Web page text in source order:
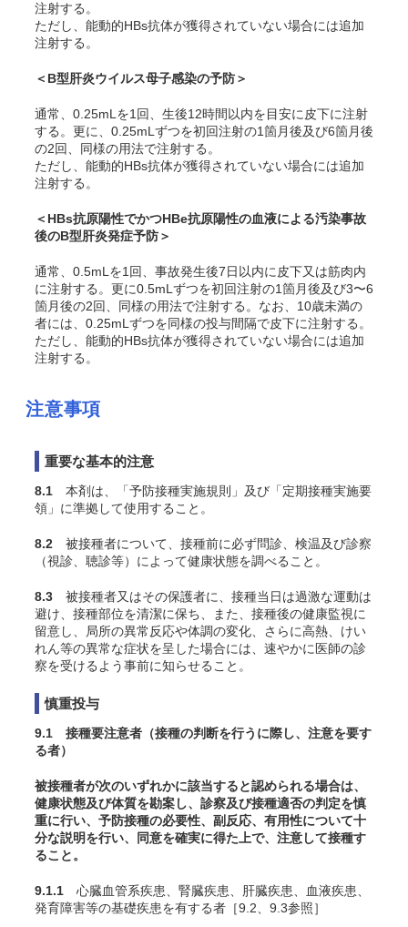
注射する。
ただし、能動的HBs抗体が獲得されていない場合には追加
注射する。
＜B型肝炎ウイルス母子感染の予防＞
通常、0.25mLを1回、生後12時間以内を目安に皮下に注射
する。更に、0.25mLずつを初回注射の1箇月後及び6箇月後
の2回、同様の用法で注射する。
ただし、能動的HBs抗体が獲得されていない場合には追加
注射する。
＜HBs抗原陽性でかつHBe抗原陽性の血液による汚染事故
後のB型肝炎発症予防＞
通常、0.5mLを1回、事故発生後7日以内に皮下又は筋肉内
に注射する。更に0.5mLずつを初回注射の1箇月後及び3〜6
箇月後の2回、同様の用法で注射する。なお、10歳未満の
者には、0.25mLずつを同様の投与間隔で皮下に注射する。
ただし、能動的HBs抗体が獲得されていない場合には追加
注射する。
注意事項
重要な基本的注意
8.1 本剤は、「予防接種実施規則」及び「定期接種実施要
領」に準拠して使用すること。
8.2 被接種者について、接種前に必ず問診、検温及び診察
（視診、聴診等）によって健康状態を調べること。
8.3 被接種者又はその保護者に、接種当日は過激な運動は
避け、接種部位を清潔に保ち、また、接種後の健康監視に
留意し、局所の異常反応や体調の変化、さらに高熱、けい
れん等の異常な症状を呈した場合には、速やかに医師の診
察を受けるよう事前に知らせること。
慎重投与
9.1 接種要注意者（接種の判断を行うに際し、注意を要す
る者）
被接種者が次のいずれかに該当すると認められる場合は、
健康状態及び体質を勘案し、診察及び接種適否の判定を慎
重に行い、予防接種の必要性、副反応、有用性について十
分な説明を行い、同意を確実に得た上で、注意して接種す
ること。
9.1.1 心臓血管系疾患、腎臓疾患、肝臓疾患、血液疾患、
発育障害等の基礎疾患を有する者［9.2、9.3参照］